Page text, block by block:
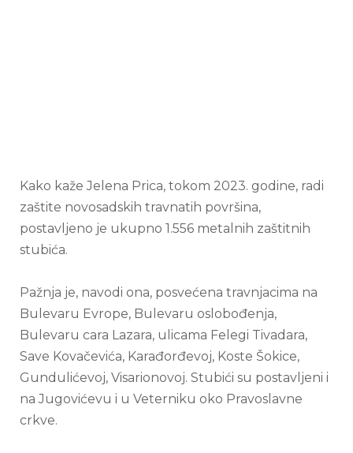
Kako kaže Jelena Prica, tokom 2023. godine, radi
zaštite novosadskih travnatih površina,
postavljeno je ukupno 1.556 metalnih zaštitnih
stubića.
Pažnja je, navodi ona, posvećena travnjacima na
Bulevaru Evrope, Bulevaru oslobođenja,
Bulevaru cara Lazara, ulicama Felegi Tivadara,
Save Kovačevića, Karađorđevoj, Koste Šokice,
Gundulićevoj, Visarionovoj. Stubići su postavljeni i
na Jugovićevu i u Veterniku oko Pravoslavne
crkve.